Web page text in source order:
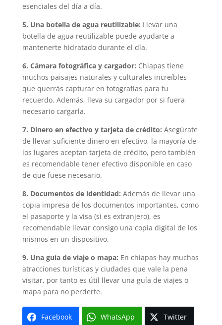
esenciales del día a día.
5. Una botella de agua reutilizable: Llevar una
botella de agua reutilizable puede ayudarte a
mantenerte hidratado durante el día.
6. Cámara fotográfica y cargador: Chiapas tiene
muchos paisajes naturales y culturales increíbles
que querrás capturar en fotografías para tu
recuerdo. Además, lleva su cargador por si fuera
necesario cargarla.
7. Dinero en efectivo y tarjeta de crédito: Asegúrate
de llevar suficiente dinero en efectivo, la mayoría de
los lugares aceptan tarjeta de crédito, pero también
es recomendable tener efectivo disponible en caso
de que fuese necesario.
8. Documentos de identidad: Además de llevar una
copia impresa de los documentos importantes, como
el pasaporte y la visa (si es extranjero), es
recomendable llevar consigo una copia digital de los
mismos en un dispositivo.
9. Una guía de viaje o mapa: En chiapas hay muchas
atracciones turísticas y ciudades que vale la pena
visitar, por tanto es útil llevar una guía de viajes o
mapa para no perderte.
Facebook WhatsApp Twitter